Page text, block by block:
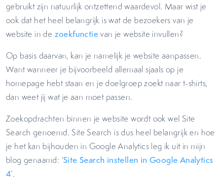
gebruikt zijn natuurlijk ontzettend waardevol. Maar wist je
ook dat het heel belangrijk is wat de bezoekers van je
website in de zoekfunctievan je website invullen?
Op basis daarvan, kan je namelijk je website aanpassen.
Want wanneer je bijvoorbeeld allemaal sjaals op je
homepage hebt staan en je doelgroep zoekt naar t-shirts,
dan weet jij wat je aan moet passen.
Zoekopdrachten binnen je website wordt ook wel Site
Search genoemd. Site Search is dus heel belangrijk en hoe
je het kan bijhouden in Google Analytics leg ik uit in mijn
blog genaamd: ‘Site Search instellen in Google Analytics
4’.